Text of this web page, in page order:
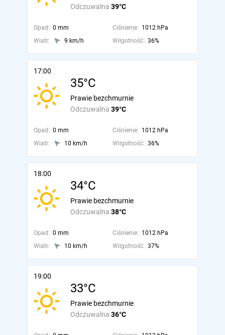
Odczuwalna 39°C
Opad: 0 mm Ciśnienie: 1012 hPa
Wiatr:
9 km/h Wilgotność: 36%
17:00
35°C
Odczuwalna 39°C
Prawie bezchmurnie
Opad: 0 mm Ciśnienie: 1012 hPa
Wiatr:
10 km/h Wilgotność: 36%
18:00
34°C
Odczuwalna 38°C
Prawie bezchmurnie
Opad: 0 mm Ciśnienie: 1012 hPa
Wiatr:
10 km/h Wilgotność: 37%
19:00
33°C
Odczuwalna 36°C
Prawie bezchmurnie